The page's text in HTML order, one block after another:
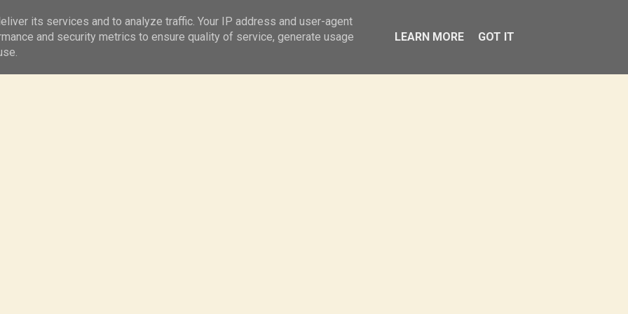
Kontakt Ciasta Obiady
its services and to analyze traffic. Your IP address and user-agent
and security metrics to ensure quality of service, generate usage
LEARN MORE GOT IT